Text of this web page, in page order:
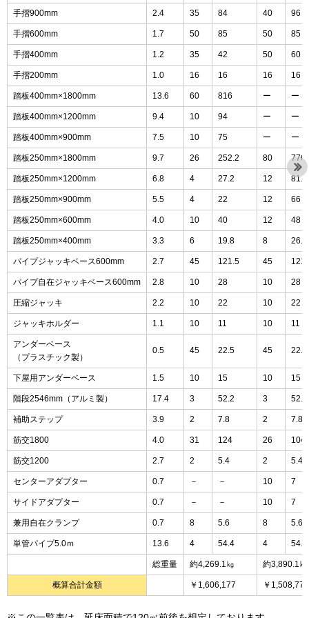
手摺900mm 2.4 35 84 40 96
手摺600mm 1.7 50 85 50 85
手摺400mm 1.2 35 42 50 60
手摺200mm 1.0 16 16 16 16
踏板400mm×1800mm 13.6 60 816 ー ー
踏板400mm×1200mm 9.4 10 94 ー ー
踏板400mm×900mm 7.5 10 75 ー ー
踏板250mm×1800mm 9.7 26 252.2 80 776
踏板250mm×1200mm 6.8 4 27.2 12 81.6
踏板250mm×900mm 5.5 4 22 12 66
踏板250mm×600mm 4.0 10 40 12 48
踏板250mm×400mm 3.3 6 19.8 8 26.4
パイプジャッキベース600mm 2.7 45 121.5 45
パイプ自在ジャッキベース600mm 2.8 10 28 10 28
圧縮ジャッキ 2.2 10 22 10 22
ジャッキホルダー 1.1 10 11 10 11
アンダーベース
（プラスチック製）
0.5 45 22.5 45 22.5
下屋用アンダーベース 1.5 10 15 10 15
階段2546mm（アルミ製） 17.4 3 52.2 3 52.2
補助ステップ 3.9 2 7.8 2 7.8
筋交1800 4.0 31 124 26 104
筋交1200 2.7 2 5.4 2 5.4
センターアダプター 0.7 － － 10 7
サイドアダプター 0.7 － － 10 7
兼用自在クランプ 0.7 8 5.6 8 5.6
単管パイプ5.0ｍ 13.6 4 54.4 4 54.4
総重量 約4,269.1㎏ 約3,890.1㎏
概算合計金額 ￥1,606,177 ￥1,508,772